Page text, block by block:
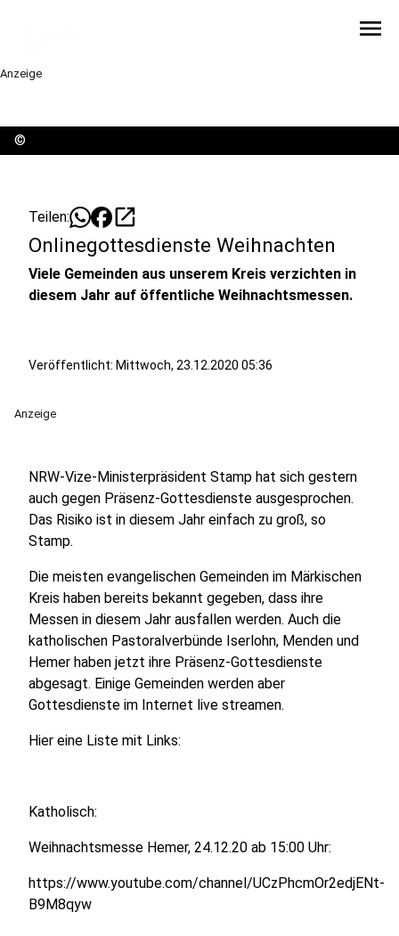
menu
Anzeige
©
Teilen: open_in_new
Onlinegottesdienste Weihnachten
Viele Gemeinden aus unserem Kreis verzichten in
diesem Jahr auf öffentliche Weihnachtsmessen.
Veröffentlicht: Mittwoch, 23.12.2020 05:36
Anzeige
NRW-Vize-Ministerpräsident Stamp hat sich gestern
auch gegen Präsenz-Gottesdienste ausgesprochen.
Das Risiko ist in diesem Jahr einfach zu groß, so
Stamp.
Die meisten evangelischen Gemeinden im Märkischen
Kreis haben bereits bekannt gegeben, dass ihre
Messen in diesem Jahr ausfallen werden. Auch die
katholischen Pastoralverbünde Iserlohn, Menden und
Hemer haben jetzt ihre Präsenz-Gottesdienste
abgesagt. Einige Gemeinden werden aber
Gottesdienste im Internet live streamen.
Hier eine Liste mit Links:
Katholisch:
Weihnachtsmesse Hemer, 24.12.20 ab 15:00 Uhr:
https://www.youtube.com/channel/UCzPhcmOr2edjENt-
B9M8qyw